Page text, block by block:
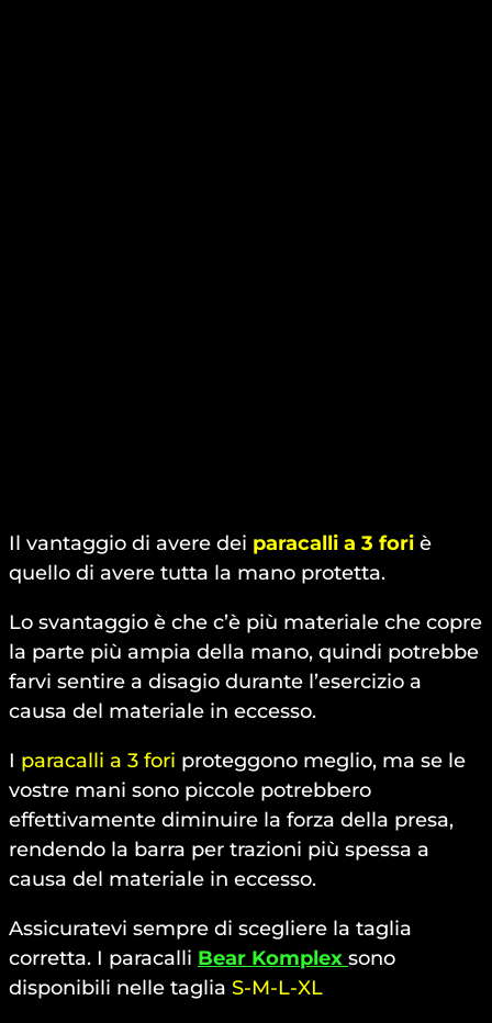
Il vantaggio di avere dei paracalli a 3 fori è
quello di avere tutta la mano protetta.
Lo svantaggio è che c’è più materiale che copre
la parte più ampia della mano, quindi potrebbe
farvi sentire a disagio durante l’esercizio a
causa del materiale in eccesso.
I paracalli a 3 fori proteggono meglio, ma se le
vostre mani sono piccole potrebbero
effettivamente diminuire la forza della presa,
rendendo la barra per trazioni più spessa a
causa del materiale in eccesso.
Assicuratevi sempre di scegliere la taglia
corretta. I paracalli Bear Komplex sono
disponibili nelle taglia S-M-L-XL